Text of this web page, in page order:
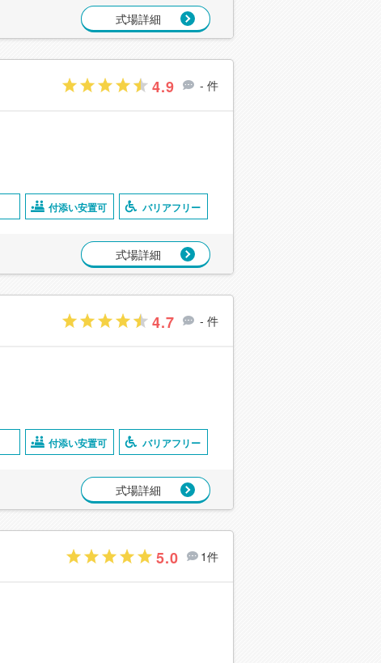
式場詳細
4.9 - 件
付添い安置可 バリアフリー
式場詳細
4.7 - 件
付添い安置可 バリアフリー
式場詳細
5.0 1件